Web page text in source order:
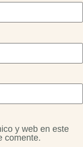
y web en este
comente.